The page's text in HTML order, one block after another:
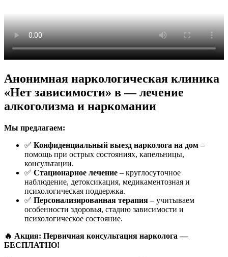
Анонимная наркологическая клиника
«Нет зависимости» в — лечение
алкоголизма и наркомании
Мы предлагаем:
✅ Конфиденциальный выезд нарколога на дом –
помощь при острых состояниях, капельницы,
консультации.
✅ Стационарное лечение – круглосуточное
наблюдение, детоксикация, медикаментозная и
психологическая поддержка.
✅ Персонализированная терапия – учитываем
особенности здоровья, стадию зависимости и
психологическое состояние.
🔥 Акция: Первичная консультация нарколога —
БЕСПЛАТНО!